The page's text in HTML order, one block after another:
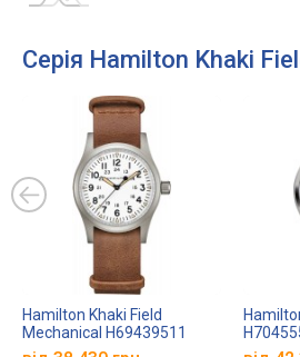
Серія Hamilton Khaki
Hamilton Khaki Field
Mechanical H69439511